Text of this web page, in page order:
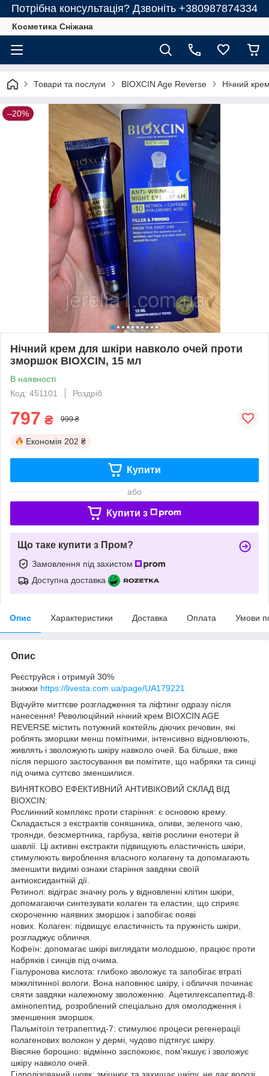
Потрібна консультація? Дзвоніть +380987874334
Косметика Сніжана
Товари та послуги BIOXCIN Age Reverse Нічний
–20%
Нічний крем для шкіри навколо очей проти
зморшок BIOXCIN, 15 мл
В наявності
Код: 451101
Роздріб
797 ₴ 999 ₴
Економія 202 ₴
Купити
або
Купити з
Що таке купити з Пром?
Замовлення під захистом
Доступна доставка
Опис Характеристики Доставка Оплата Умови
Опис
Реєструйся і отримуй 30%
знижки https://livesta.com.ua/page/UA179221
Відчуйте миттєве розгладження та ліфтинг одразу після
нанесення! Революційний нічний крем BIOXCIN AGE
REVERSE містить потужний коктейль діючих речовин, які
роблять зморшки менш помітними, інтенсивно відновлюють,
живлять і зволожують шкіру навколо очей. Ба більше, вже
після першого застосування ви помітите, що набряки та синці
під очима суттєво зменшилися.
ВИНЯТКОВО ЕФЕКТИВНИЙ АНТИВІКОВИЙ СКЛАД ВІД
BIOXCIN:
Рослинний комплекс проти старіння: є основою крему.
Складається з екстрактів соняшника, оливи, зеленого чаю,
троянди, безсмертника, гарбуза, квітів рослини енотери й
шавлії. Ці активні екстракти підвищують еластичність шкіри,
стимулюють вироблення власного колагену та допомагають
зменшити видимі ознаки старіння завдяки своїй
антиоксидантній дії.
Ретинол: відіграє значну роль у відновленні клітин шкіри,
допомагаючи синтезувати колаген та еластин, що сприяє
скороченню наявних зморшок і запобігає появі
нових. Колаген: підвищує еластичність та пружність шкіри,
розгладжує обличчя.
Кофеїн: допомагає шкірі виглядати молодшою, працює проти
набряків і синців під очима.
Гіалуронова кислота: глибоко зволожує та запобігає втраті
міжклітинної вологи. Вона наповнює шкіру, і обличчя починає
сяяти завдяки належному зволоженню. Ацетилгексапептид-8:
амінопептид, розроблений спеціально для омолодження і
зменшення зморшок.
Пальмітоїл тетрапептид-7: стимулює процеси регенерації
колагенових волокон у дермі, чудово підтягує шкіру.
Вівсяне борошно: відмінно заспокоює, пом'якшує і зволожує
шкіру навколо очей.
Гідролізований шовк: зміцнює та захищає шкіру, не дає волозі